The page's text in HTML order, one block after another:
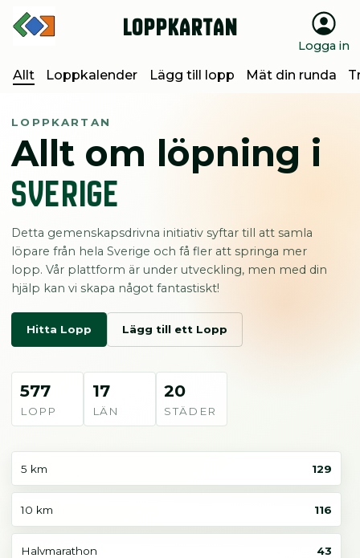
Loppkartan
Logga in
Allt Loppkalender Lägg till lopp Mät din runda
LOPPKARTAN
Allt om löpning i
Sverige
Detta gemenskapsdrivna initiativ syftar till att samla
löpare från hela Sverige och få fler att springa mer
lopp. Vår plattform är under utveckling, men med din
hjälp kan vi skapa något fantastiskt!
Hitta Lopp Lägg till ett Lopp
577
LOPP
17
LÄN
20
STÄDER
5 km 129
10 km 116
Halvmarathon 43